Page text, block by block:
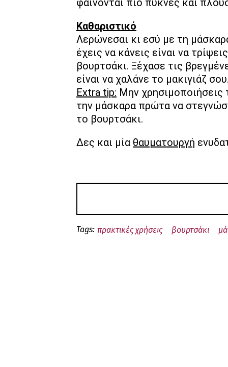
Καθαριστικό
Λερώνεσαι κι εσύ με τη
έχεις να κάνεις είναι να
βουρτσάκι. Ξέχασε τις
είναι να χαλάνε το μακιγιάζ
Extra tip: Μην
την μάσκαρα πρώτα να
το βουρτσάκι.
Δες και μία θαυματουργή
Tags: πρακτικές χρήσεις βουρτσάκι